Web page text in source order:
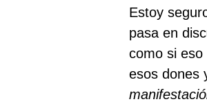
Estoy
pasa en
como si eso
esos dones